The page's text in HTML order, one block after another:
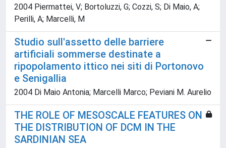
2004 Piermattei, V; Bortoluzzi, G; Cozzi, S; Di Maio, A;
Perilli, A; Marcelli, M
Studio sull'assetto delle barriere
artificiali sommerse destinate a
ripopolamento ittico nei siti di Portonovo
e Senigallia
2004 Di Maio Antonia; Marcelli Marco; Peviani M. Aurelio
THE ROLE OF MESOSCALE FEATURES ON
THE DISTRIBUTION OF DCM IN THE
SARDINIAN SEA